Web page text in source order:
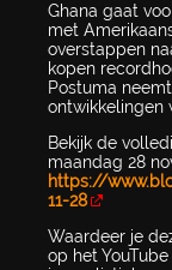
Ghana gaat
met
overstappen
kopen
Postuma
ontwikkelingen
Bekijk de
maandag 28
https://
11-28
Waardeer je
op het